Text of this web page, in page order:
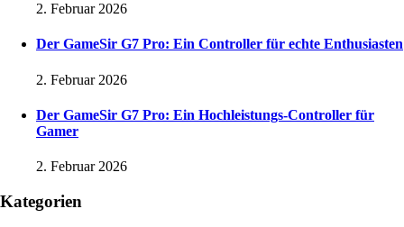
2. Februar 2026
Der GameSir G7 Pro: Ein Controller für echte Enthusiasten
2. Februar 2026
Der GameSir G7 Pro: Ein Hochleistungs-Controller für
Gamer
2. Februar 2026
Kategorien